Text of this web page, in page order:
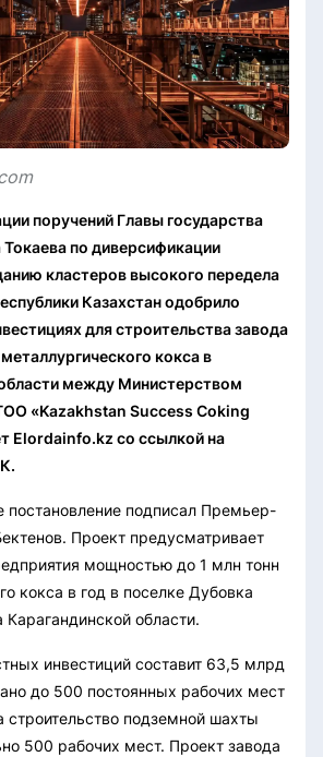
поручений Главы государства
по диверсификации
кластеров высокого передела
Казахстан одобрило
для строительства завода
кокса в
между Министерством
«Kazakhstan Success Coking
Elordainfo.kz со ссылкой на
постановление подписал Премьер-
Проект предусматривает
мощностью до 1 млн тонн
кокса в год в поселке Дубовка
Карагандинской области.
инвестиций составит 63,5 млрд
до 500 постоянных рабочих мест
строительство подземной шахты
500 рабочих мест. Проект завода